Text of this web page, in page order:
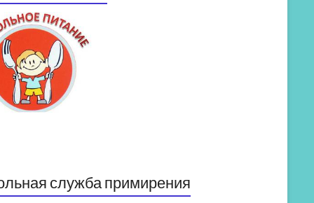
служба примирения